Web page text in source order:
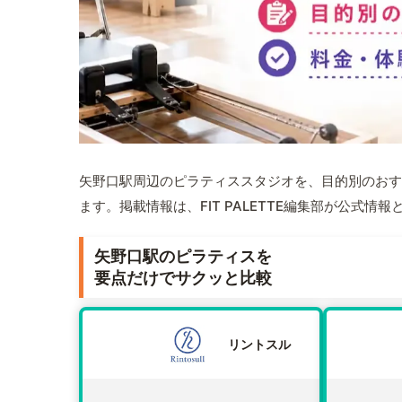
矢野口駅周辺のピラティススタジオを、目的別のお
ます。掲載情報は、FIT PALETTE編集部が公式情報
矢野口駅のピラティスを
要点だけでサクッと比較
リントスル